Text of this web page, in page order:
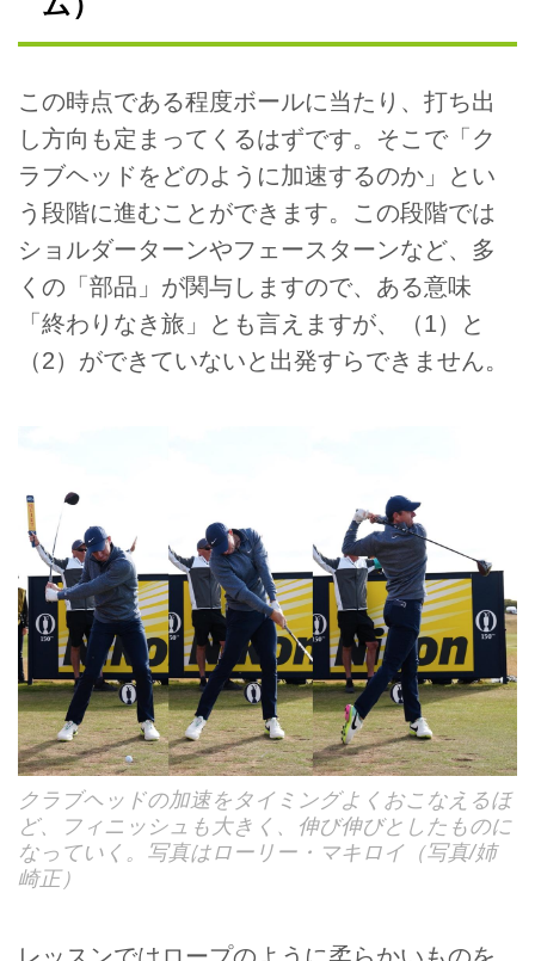
この時点である程度ボールに当たり、打ち出
し方向も定まってくるはずです。そこで「ク
ラブヘッドをどのように加速するのか」とい
う段階に進むことができます。この段階では
ショルダーターンやフェースターンなど、多
くの「部品」が関与しますので、ある意味
「終わりなき旅」とも言えますが、（1）と
（2）ができていないと出発すらできません。
クラブヘッドの加速をタイミングよくおこなえるほ
ど、フィニッシュも大きく、伸び伸びとしたものに
なっていく。写真はローリー・マキロイ（写真/姉
崎正）